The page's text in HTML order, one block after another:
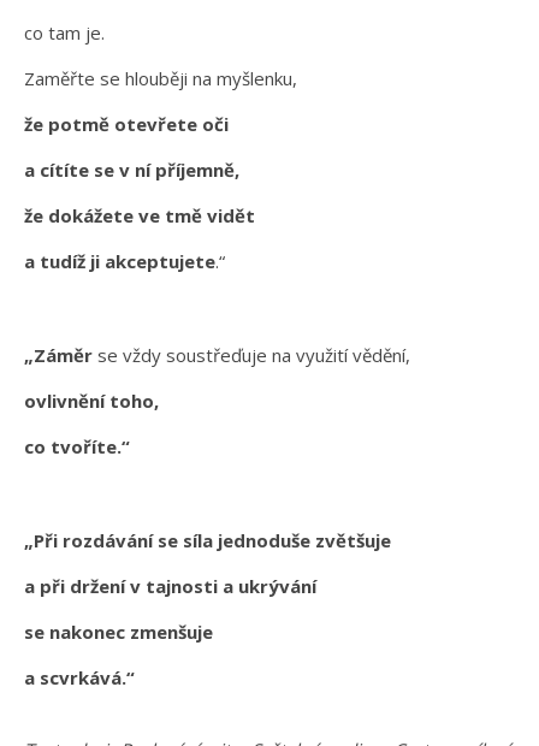
co tam je.
Zaměřte se hlouběji na myšlenku,
že potmě otevřete oči
a cítíte se v ní příjemně,
že dokážete ve tmě vidět
a tudíž ji akceptujete.“
„Záměr se vždy soustřeďuje na využití vědění,
ovlivnění toho,
co tvoříte.“
„Při rozdávání se síla jednoduše zvětšuje
a při držení v tajnosti a ukrývání
se nakonec zmenšuje
a scvrkává.“